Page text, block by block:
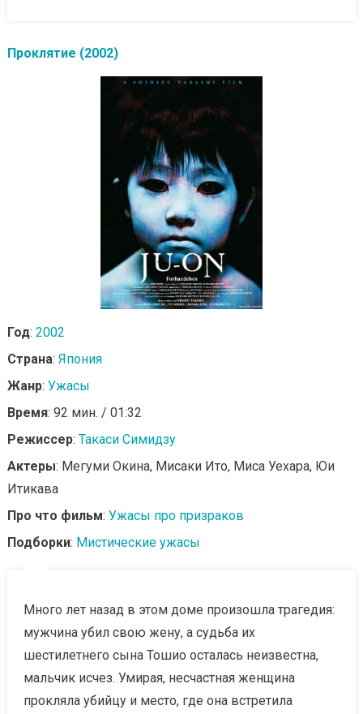
Проклятие (2002)
Год: 2002
Страна: Япония
Жанр: Ужасы
Время: 92 мин. / 01:32
Режиссер: Такаси Симидзу
Актеры: Мегуми Окина, Мисаки Ито, Миса Уехара, Юи
Итикава
Про что фильм: Ужасы про призраков
Подборки: Мистические ужасы
Много лет назад в этом доме произошла трагедия:
мужчина убил свою жену, а судьба их
шестилетнего сына Тошио осталась неизвестна,
мальчик исчез. Умирая, несчастная женщина
прокляла убийцу и место, где она встретила